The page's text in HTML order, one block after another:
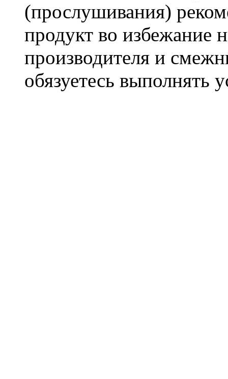
(прослушивания)
продукт во избежание
производителя и
обязуетесь выполнять